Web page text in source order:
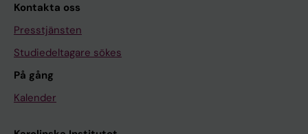
Kontakta oss
Presstjänsten
Studiedeltagare sökes
På gång
Kalender